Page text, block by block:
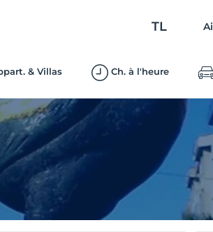
TL
& Villas Ch. à l'heure